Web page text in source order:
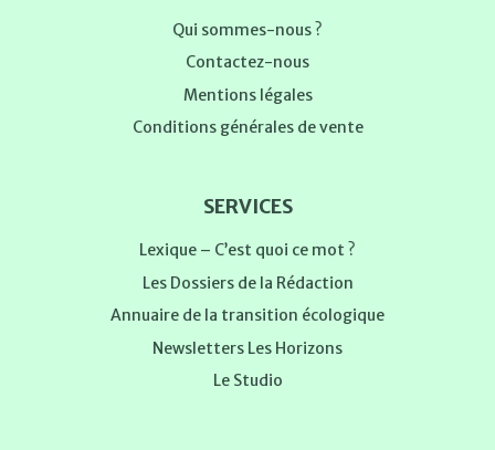
Qui sommes-nous ?
Contactez-nous
Mentions légales
Conditions générales de vente
SERVICES
Lexique – C’est quoi ce mot ?
Les Dossiers de la Rédaction
Annuaire de la transition écologique
Newsletters Les Horizons
Le Studio